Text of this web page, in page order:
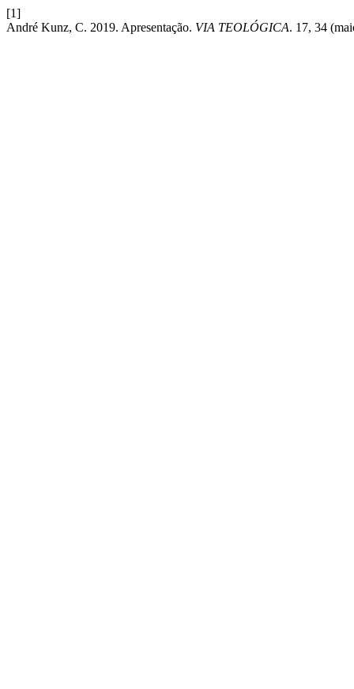
[1]
André Kunz, C. 2019. Apresentação. VIA TEOLÓGICA. 17, 34